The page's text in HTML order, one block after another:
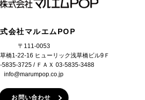
会社マルエムPOP
〒111-0053
橋1-22-16 ヒューリック浅草橋ビル9Ｆ
5835-3725 / ＦＡＸ 03-5835-3488
info@marumpop.co.jp
お問い合わせ